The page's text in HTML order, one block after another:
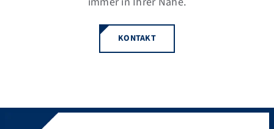
KONTAKT